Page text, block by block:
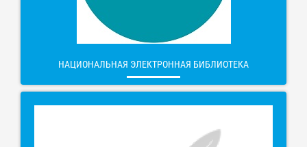
НАЦИОНАЛЬНАЯ ЭЛЕКТРОННАЯ БИБЛИОТЕКА